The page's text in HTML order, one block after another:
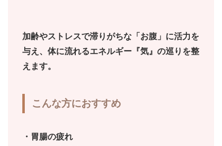
加齢やストレスで滞りがちな「お腹」に活力を
与え、体に流れるエネルギー『気』の巡りを整
えます。
こんな方におすすめ
・胃腸の疲れ